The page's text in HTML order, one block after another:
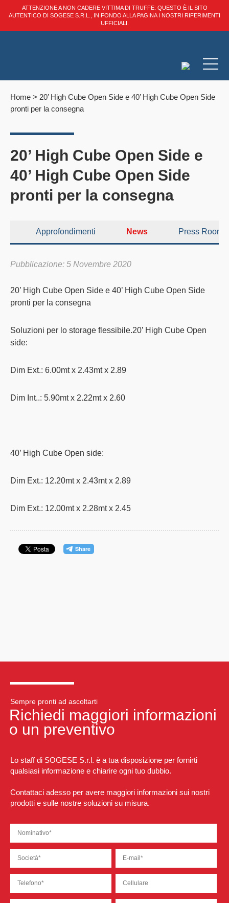
ATTENZIONE A NON CADERE VITTIMA DI TRUFFE: QUESTO È IL SITO
AUTENTICO DI SOGESE S.R.L., IN FONDO ALLA PAGINA I NOSTRI RIFERIMENTI
UFFICIALI.
Home > 20’ High Cube Open Side e 40’ High Cube Open Side
pronti per la consegna
20’ High Cube Open Side e
40’ High Cube Open Side
pronti per la consegna
Approfondimenti News Press Room
Pubblicazione: 5 Novembre 2020
20’ High Cube Open Side e 40’ High Cube Open Side
pronti per la consegna
Soluzioni per lo storage flessibile.20’ High Cube Open
side:
Dim Ext.: 6.00mt x 2.43mt x 2.89
Dim Int..: 5.90mt x 2.22mt x 2.60
40’ High Cube Open side:
Dim Ext.: 12.20mt x 2.43mt x 2.89
Dim Ext.: 12.00mt x 2.28mt x 2.45
Sempre pronti ad ascoltarti
Richiedi maggiori informazioni
o un preventivo
Lo staff di SOGESE S.r.l. è a tua disposizione per fornirti
qualsiasi informazione e chiarire ogni tuo dubbio.
Contattaci adesso per avere maggiori informazioni sui nostri
prodotti e sulle nostre soluzioni su misura.